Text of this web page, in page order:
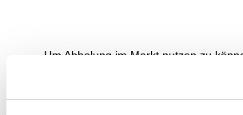
Um Abholung im Markt nutzen zu